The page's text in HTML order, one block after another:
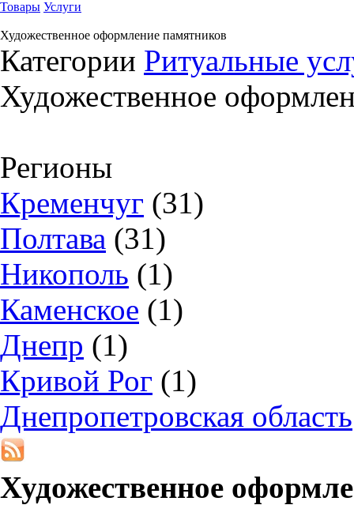
Товары Услуги
Художественное оформление памятников
Категории Ритуальные
Художественное
Регионы
Кременчуг (31)
Полтава (31)
Никополь (1)
Каменское (1)
Днепр (1)
Кривой Рог (1)
Днепропетровская область
Художественное